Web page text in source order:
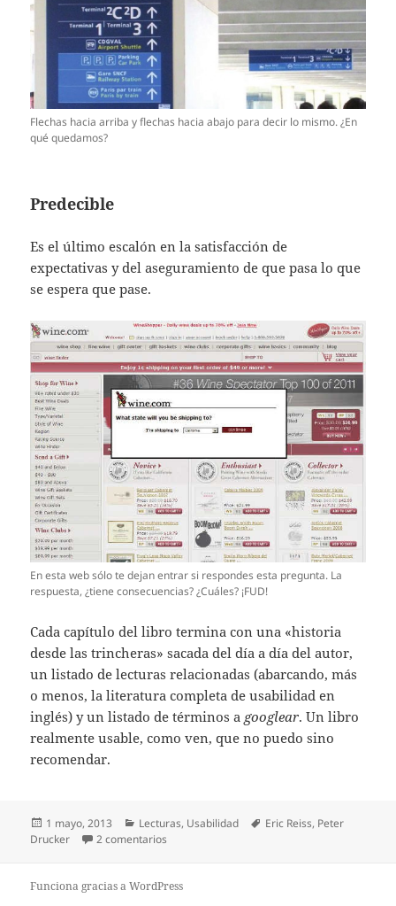
Flechas hacia arriba y flechas hacia abajo para decir lo mismo. ¿En
qué quedamos?
Predecible
Es el último escalón en la satisfacción de
expectativas y del aseguramiento de que pasa lo que
se espera que pase.
En esta web sólo te dejan entrar si respondes esta pregunta. La
respuesta, ¿tiene consecuencias? ¿Cuáles? ¡FUD!
Cada capítulo del libro termina con una «historia
desde las trincheras» sacada del día a día del autor,
un listado de lecturas relacionadas (abarcando, más
o menos, la literatura completa de usabilidad en
inglés) y un listado de términos a googlear. Un libro
realmente usable, como ven, que no puedo sino
recomendar.
Publicado
el
1 mayo, 2013 Categorías
Lecturas, Usabilidad Etiquetas
Eric Reiss, Peter
Drucker
2 comentarios
Funciona gracias a WordPress